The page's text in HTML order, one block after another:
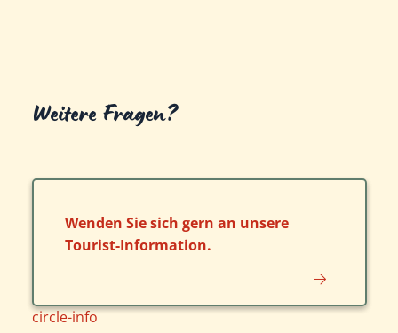
Weitere Fragen?
Wenden Sie sich gern an unsere
Tourist-Information.
circle-info